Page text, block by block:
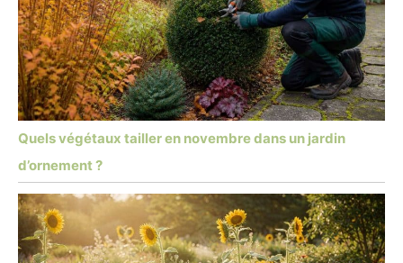
Quels végétaux tailler en novembre dans un jardin
d’ornement ?